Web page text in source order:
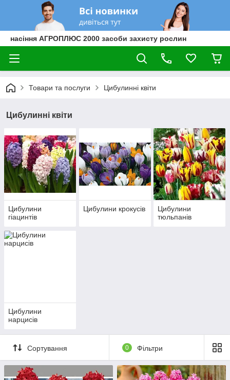
насіння АГРОПЛЮС 2000 засоби захисту рослин
Товари та послуги Цибулинні квіти
Цибулинні квіти
Цибулини
гіацинтів
Цибулини крокусів
Цибулини
тюльпанів
Цибулини
нарцисів
Сортування 0 Фільтри